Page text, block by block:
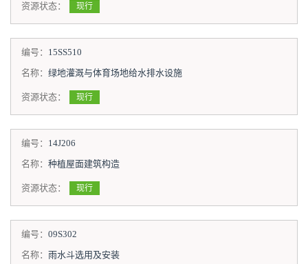
资源状态： 现行
编号： 15SS510
名称： 绿地灌溉与体育场地给水排水设施
资源状态： 现行
编号： 14J206
名称： 种植屋面建筑构造
资源状态： 现行
编号： 09S302
名称： 雨水斗选用及安装